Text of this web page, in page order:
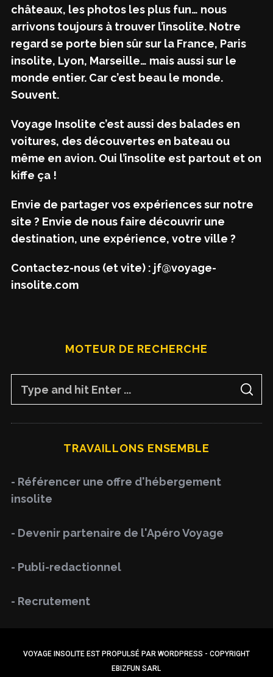
châteaux, les photos les plus fun… nous
arrivons toujours à trouver l’insolite. Notre
regard se porte bien sûr sur la France, Paris
insolite, Lyon, Marseille… mais aussi sur le
monde entier. Car c’est beau le monde.
Souvent.
Voyage Insolite c’est aussi des balades en
voitures, des découvertes en bateau ou
même en avion. Oui l’insolite est partout et on
kiffe ça !
Envie de partager vos expériences sur notre
site ? Envie de nous faire découvrir une
destination, une expérience, votre ville ?
Contactez-nous (et vite) : jf@voyage-
insolite.com
MOTEUR DE RECHERCHE
f
o
:
S
A
C
TRAVAILLONS ENSEMBLE
- Référencer une offre d'hébergement
insolite
- Devenir partenaire de l'Apéro Voyage
- Publi-redactionnel
- Recrutement
VOYAGE INSOLITE EST PROPULSÉ PAR WORDPRESS - COPYRIGHT
EBIZFUN SARL